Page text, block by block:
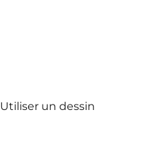
Utiliser un dessin